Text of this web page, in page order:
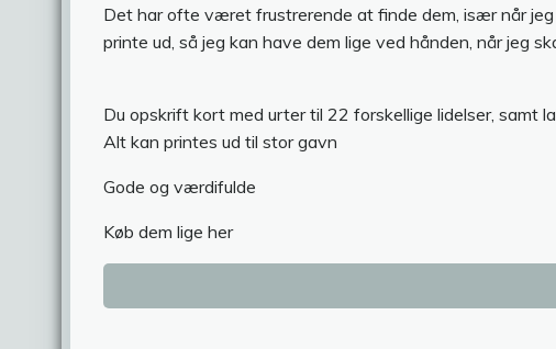
Det har ofte været frustrerende at finde dem, især når
printe ud, så jeg kan have dem lige ved hånden, når jeg
Du opskrift kort med urter til 22 forskellige lidelser, samt
Alt kan printes ud til stor gavn
Gode og værdifulde
Køb dem lige her